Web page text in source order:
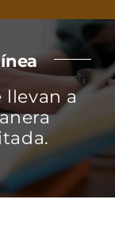
llevan a